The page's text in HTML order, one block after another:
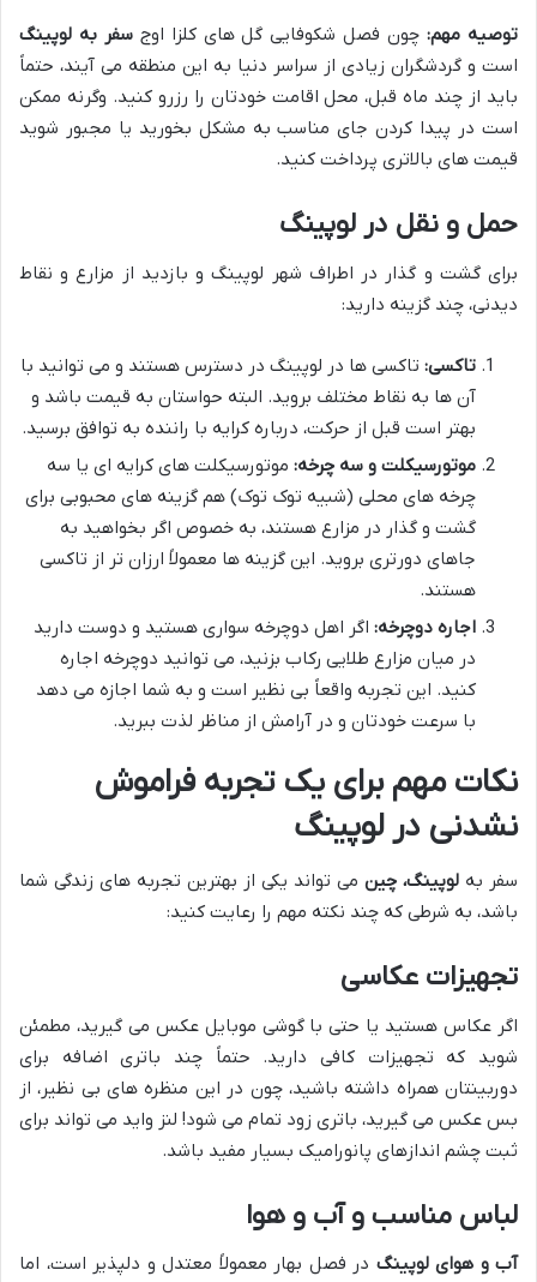
توصیه مهم:چون فصل شکوفایی گل های کلزا اوجسفر به لوپینگ
است و گردشگران زیادی از سراسر دنیا به این منطقه می آیند، حتماً
باید از چند ماه قبل، محل اقامت خودتان را رزرو کنید. وگرنه ممکن
است در پیدا کردن جای مناسب به مشکل بخورید یا مجبور شوید
قیمت های بالاتری پرداخت کنید.
حمل و نقل در لوپینگ
برای گشت و گذار در اطراف شهر لوپینگ و بازدید از مزارع و نقاط
دیدنی، چند گزینه دارید:
تاکسی: تاکسی ها در لوپینگ در دسترس هستند و می توانید با
آن ها به نقاط مختلف بروید. البته حواستان به قیمت باشد و
بهتر است قبل از حرکت، درباره کرایه با راننده به توافق برسید.
موتورسیکلت و سه چرخه: موتورسیکلت های کرایه ای یا سه
چرخه های محلی (شبیه توک توک) هم گزینه های محبوبی برای
گشت و گذار در مزارع هستند، به خصوص اگر بخواهید به
جاهای دورتری بروید. این گزینه ها معمولاً ارزان تر از تاکسی
هستند.
اجاره دوچرخه: اگر اهل دوچرخه سواری هستید و دوست دارید
در میان مزارع طلایی رکاب بزنید، می توانید دوچرخه اجاره
کنید. این تجربه واقعاً بی نظیر است و به شما اجازه می دهد
با سرعت خودتان و در آرامش از مناظر لذت ببرید.
نکات مهم برای یک تجربه فراموش
نشدنی در لوپینگ
سفر به لوپینگ، چین می تواند یکی از بهترین تجربه های زندگی شما
باشد، به شرطی که چند نکته مهم را رعایت کنید:
تجهیزات عکاسی
اگر عکاس هستید یا حتی با گوشی موبایل عکس می گیرید، مطمئن
شوید که تجهیزات کافی دارید. حتماً چند باتری اضافه برای
دوربینتان همراه داشته باشید، چون در این منظره های بی نظیر، از
بس عکس می گیرید، باتری زود تمام می شود! لنز واید می تواند برای
ثبت چشم اندازهای پانورامیک بسیار مفید باشد.
لباس مناسب و آب و هوا
آب و هوای لوپینگ در فصل بهار معمولاً معتدل و دلپذیر است، اما